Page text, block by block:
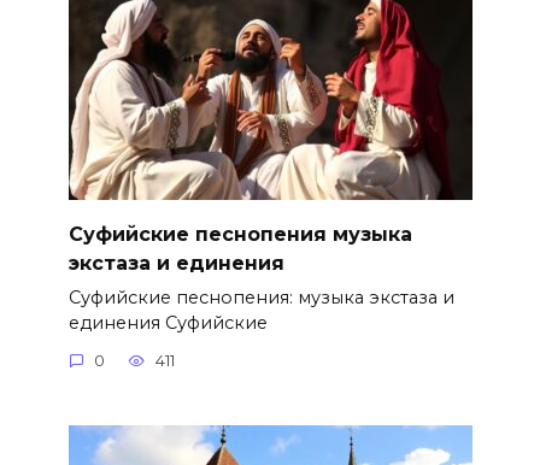
Суфийские песнопения музыка
экстаза и единения
Суфийские песнопения: музыка экстаза и
единения Суфийские
0 411